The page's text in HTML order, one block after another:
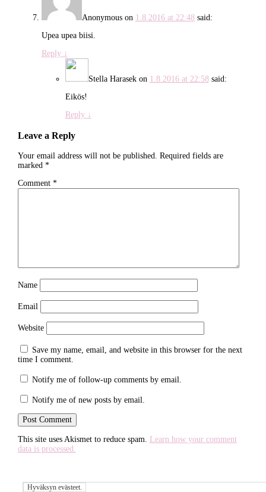
Anonymouson 1.8.2016 at 22:48 said:
Upea upea biisi.
Reply ↓
Stella Harasekon 1.8.2016 at 22:58 said:
Eikös!
Reply ↓
Leave a Reply
Your email address will not be published. Required fields are
marked *
Comment *
Name
Email
Website
Save my name, email, and website in this browser for the next
time I comment.
Notify me of follow-up comments by email.
Notify me of new posts by email.
This site uses Akismet to reduce spam. Learn how your comment
data is processed.